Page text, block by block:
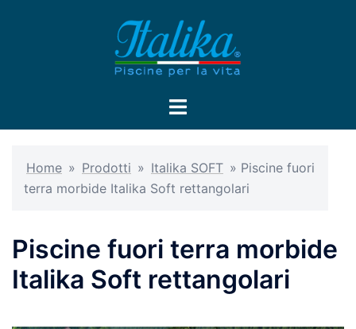
Home » Prodotti » Italika SOFT » Piscine fuori
terra morbide Italika Soft rettangolari
Piscine fuori terra morbide
Italika Soft rettangolari